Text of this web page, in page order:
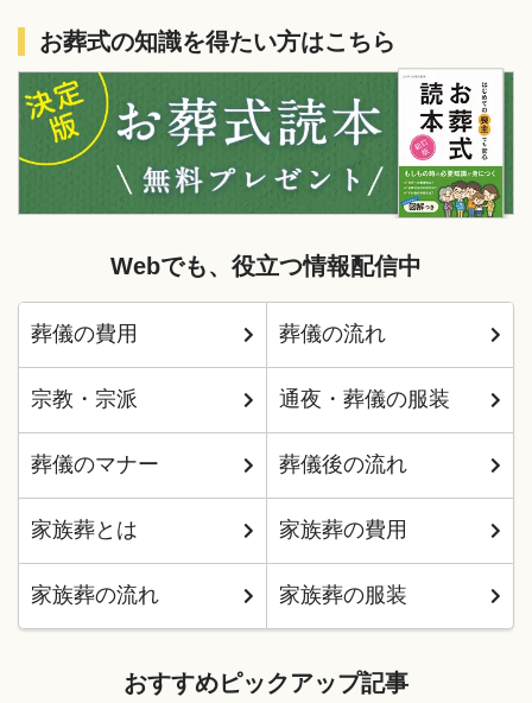
お葬式の知識を得たい方はこちら
Webでも、役立つ情報配信中
葬儀の費用 葬儀の流れ
宗教・宗派 通夜・葬儀の服装
葬儀のマナー 葬儀後の流れ
家族葬とは 家族葬の費用
家族葬の流れ 家族葬の服装
おすすめピックアップ記事